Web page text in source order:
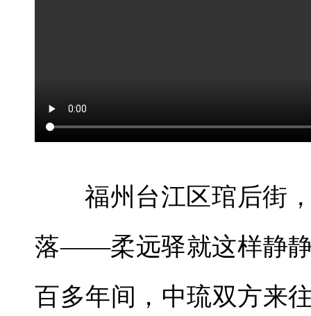
福州台江区琯后街
落——柔远驿就这样静
百多年间，中琉双方来